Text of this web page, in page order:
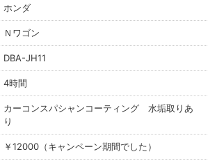
ホンダ
Ｎワゴン
DBA-JH11
4時間
カーコンスパシャンコーティング 水垢取りあ
り
￥12000（キャンペーン期間でした）